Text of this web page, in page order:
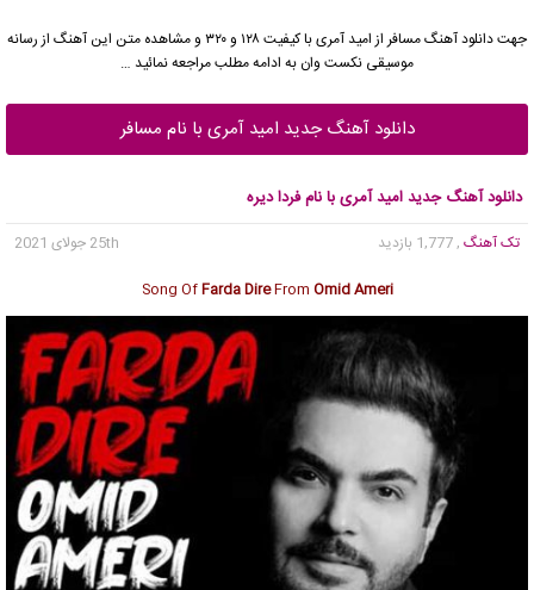
جهت دانلود آهنگ مسافر از امید آمری
با کیفیت ۱۲۸ و ۳۲۰ و مشاهده متن این آهنگ از رسانه
موسیقی نکست وان به ادامه مطلب مراجعه نمائید …
دانلود آهنگ جدید امید آمری با نام مسافر
دانلود آهنگ جدید امید آمری با نام فردا دیره
تک آهنگ , 1,777 بازدید
25th جولای 2021
Song OfFarda DireFrom Omid Ameri